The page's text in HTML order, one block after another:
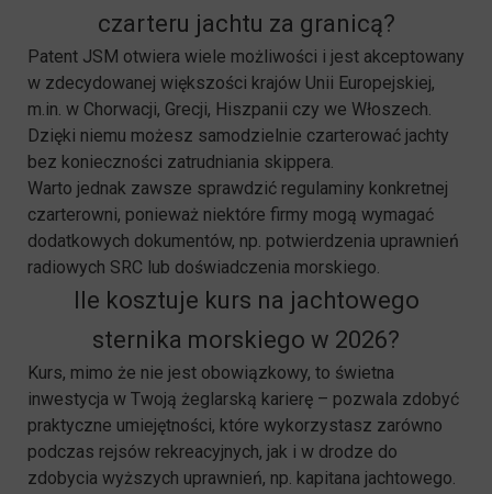
czarteru jachtu za granicą?
Patent JSM otwiera wiele możliwości i jest akceptowany
w zdecydowanej większości krajów Unii Europejskiej,
m.in. w Chorwacji, Grecji, Hiszpanii czy we Włoszech.
Dzięki niemu możesz samodzielnie czarterować jachty
bez konieczności zatrudniania skippera.
Warto jednak zawsze sprawdzić regulaminy konkretnej
czarterowni, ponieważ niektóre firmy mogą wymagać
dodatkowych dokumentów, np. potwierdzenia uprawnień
radiowych SRC lub doświadczenia morskiego.
Ile kosztuje kurs na jachtowego
sternika morskiego w 2026?
Kurs, mimo że nie jest obowiązkowy, to świetna
inwestycja w Twoją żeglarską karierę – pozwala zdobyć
praktyczne umiejętności, które wykorzystasz zarówno
podczas rejsów rekreacyjnych, jak i w drodze do
zdobycia wyższych uprawnień, np. kapitana jachtowego.